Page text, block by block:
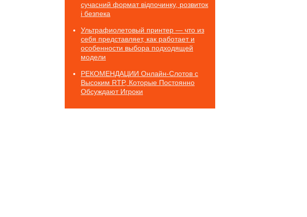
сучасний формат відпочинку, розвиток
і безпека
Ультрафиолетовый принтер — что из
себя представляет, как работает и
особенности выбора подходящей
модели
РЕКОМЕНДАЦИИ Онлайн-Слотов с
Высоким RTP, Которые Постоянно
Обсуждают Игроки